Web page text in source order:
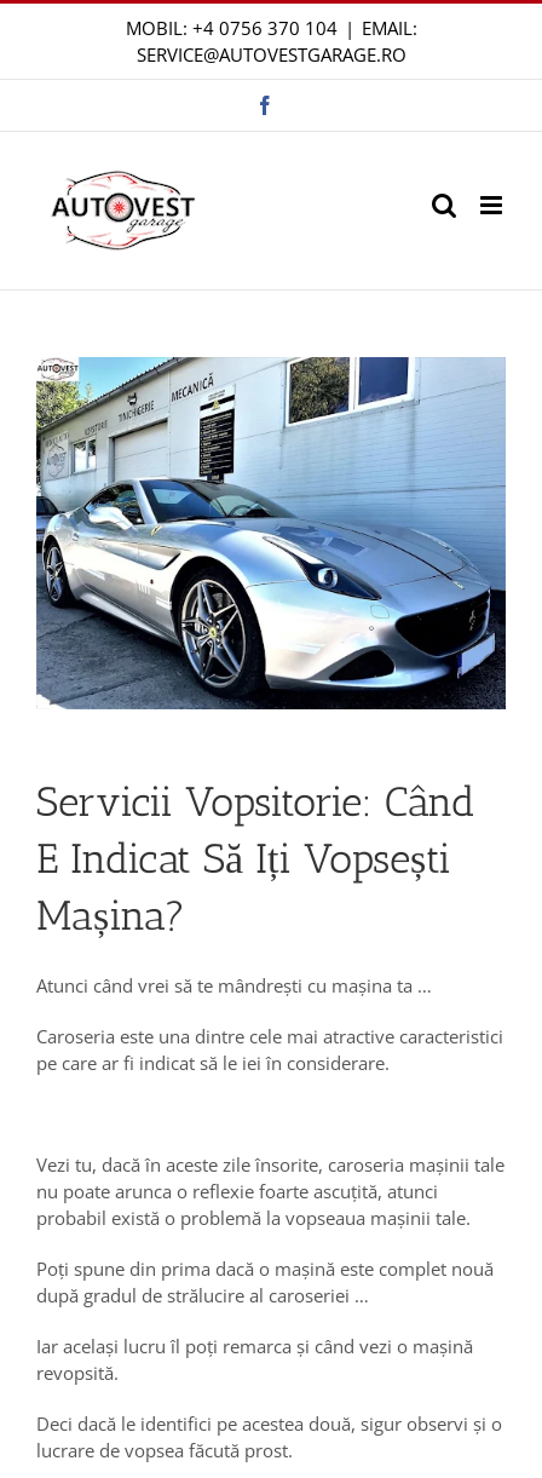
MOBIL: +4 0756 370 104 | EMAIL:
SERVICE@AUTOVESTGARAGE.RO
View
Larger
Image
Servicii Vopsitorie: Când
E Indicat Să Iți Vopsești
Mașina?
Atunci când vrei să te mândrești cu mașina ta …
Caroseria este una dintre cele mai atractive caracteristici
pe care ar fi indicat să le iei în considerare.
Vezi tu, dacă în aceste zile însorite, caroseria mașinii tale
nu poate arunca o reflexie foarte ascuțită, atunci
probabil există o problemă la vopseaua mașinii tale.
Poți spune din prima dacă o mașină este complet nouă
după gradul de strălucire al caroseriei …
Iar același lucru îl poți remarca și când vezi o mașină
revopsită.
Deci dacă le identifici pe acestea două, sigur observi și o
lucrare de vopsea făcută prost.